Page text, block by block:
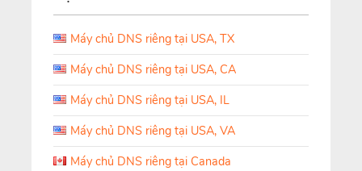
Máy chủ DNS riêng tại USA, TX
Máy chủ DNS riêng tại USA, CA
Máy chủ DNS riêng tại USA, IL
Máy chủ DNS riêng tại USA, VA
Máy chủ DNS riêng tại Canada